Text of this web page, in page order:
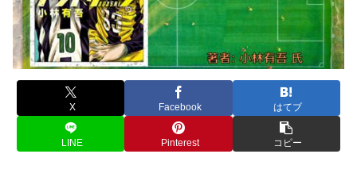
X Facebook はてブ
LINE Pinterest コピー